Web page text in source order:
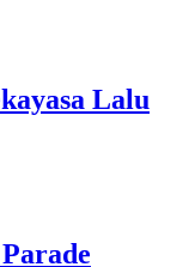
Lalu